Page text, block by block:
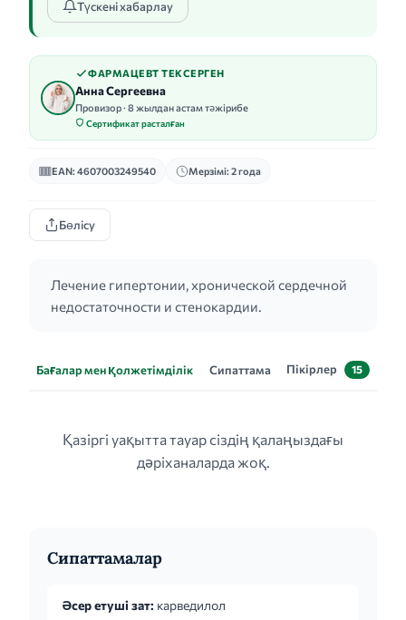
Түскені хабарлау
ФАРМАЦЕВТ ТЕКСЕРГЕН
Анна Сергеевна
Провизор · 8 жылдан астам тәжірибе
Сертификат расталған
EAN: 4607003249540 Мерзімі: 2 года
Бөлісу
Лечение гипертонии, хронической сердечной
недостаточности и стенокардии.
Бағалар мен қолжетімділік Сипаттама Пікірлер 15
Қазіргі уақытта тауар сіздің қалаңыздағы
дәріханаларда жоқ.
Сипаттамалар
Әсер етуші зат: карведилол